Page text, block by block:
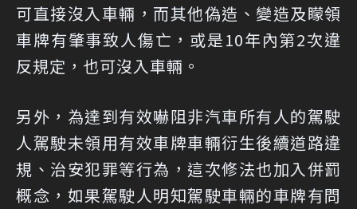
可直接沒入車輛，而其他偽造、變造及矇領
車牌有肇事致人傷亡，或是10年內第2次違
反規定，也可沒入車輛。
另外，為達到有效嚇阻非汽車所有人的駕駛
人駕駛未領用有效車牌車輛衍生後續道路違
規、治安犯罪等行為，這次修法也加入併罰
概念，如果駕駛人明知駕駛車輛的車牌有問